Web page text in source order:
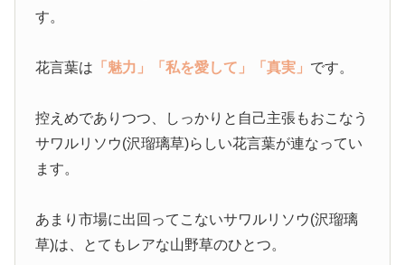
す。
花言葉は 「魅力」 「私を愛して」 「真実」 です。
控えめでありつつ、しっかりと自己主張もおこなう
サワルリソウ(沢瑠璃草)らしい花言葉が連なってい
ます。
あまり市場に出回ってこないサワルリソウ(沢瑠璃
草)は、とてもレアな山野草のひとつ。